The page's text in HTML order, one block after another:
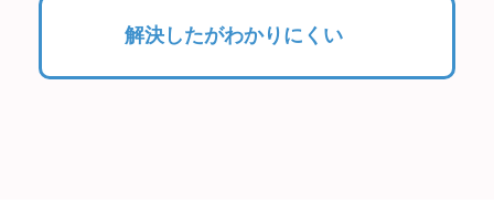
解決したがわかりにくい